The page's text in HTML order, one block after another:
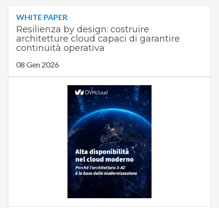
WHITE PAPER
Resilienza by design: costruire
architetture cloud capaci di garantire
continuità operativa
08 Gen 2026